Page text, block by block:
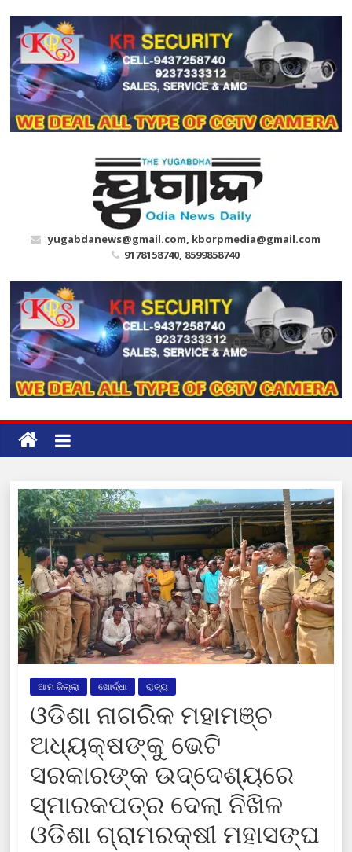
content
yugabdanews@gmail.com, kborpmedia@gmail.com
9178158740, 8599858740
ଆମ ଜିଲ୍ଲା ଖୋର୍ଦ୍ଧା ରାଜ୍ୟ
ଓଡିଶା ନାଗରିକ ମହାମଞ୍ଚ
ଅଧ୍ୟକ୍ଷଙ୍କୁ ଭେଟି
ସରକାରଙ୍କ ଉଦ୍ଦେଶ୍ୟରେ
ସ୍ମାରକପତ୍ର ଦେଲା ନିଖିଳ
ଓଡିଶା ଗ୍ରାମରକ୍ଷୀ ମହାସଙ୍ଘ